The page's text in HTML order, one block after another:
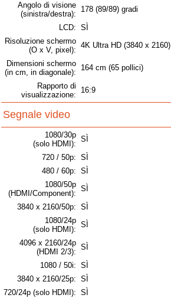
Angolo di visione
(sinistra/destra):
178 (89/89) gradi
LCD: SÌ
Risoluzione schermo
(O x V, pixel):
4K Ultra HD (3840 x 2160)
Dimensioni schermo
(in cm, in diagonale):
164 cm (65 pollici)
Rapporto di
visualizzazione:
16:9
Segnale video
1080/30p
(solo HDMI):
SÌ
720 / 50p: SÌ
480 / 60p: SÌ
1080/50p
(HDMI/Component):
SÌ
3840 x 2160/50p: SÌ
1080/24p
(solo HDMI):
SÌ
4096 x 2160/24p
(HDMI 2/3):
SÌ
1080 / 50i: SÌ
3840 x 2160/25p: SÌ
720/24p (solo HDMI): SÌ